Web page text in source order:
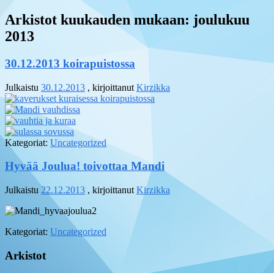
Arkistot kuukauden mukaan: joulukuu
2013
30.12.2013 koirapuistossa
Julkaistu 30.12.2013 , kirjoittanut Kirzikka
Kategoriat: Uncategorized
Hyvää Joulua! toivottaa Mandi
Julkaistu 22.12.2013 , kirjoittanut Kirzikka
Kategoriat: Uncategorized
Arkistot